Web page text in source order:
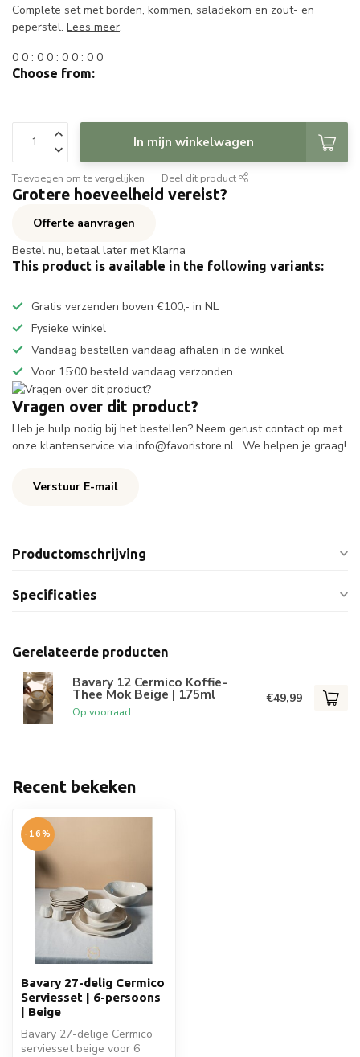
Complete set met borden, kommen, saladekom en zout- en
peperstel. Lees meer.
0 0 : 0 0 : 0 0 : 0 0
Choose from:
In mijn winkelwagen
Toevoegen om te vergelijken Deel dit product
Grotere hoeveelheid vereist?
Offerte aanvragen
Bestel nu, betaal later met Klarna
This product is available in the following variants:
Gratis verzenden boven €100,- in NL
Fysieke winkel
Vandaag bestellen vandaag afhalen in de winkel
Voor 15:00 besteld vandaag verzonden
Vragen over dit product?
Heb je hulp nodig bij het bestellen? Neem gerust contact op met
onze klantenservice via info@favoristore.nl . We helpen je graag!
Verstuur E-mail
Productomschrijving
Specificaties
Gerelateerde producten
Bavary 12 Cermico Koffie-
Thee Mok Beige | 175ml
Op voorraad
€49,99
Recent bekeken
-16%
Bavary 27-delig Cermico
Serviesset | 6-persoons
| Beige
Bavary 27-delige Cermico
serviesset beige voor 6